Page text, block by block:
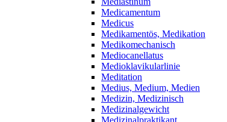
Medicamentum
Medicus
Medikamentös, Medikation
Medikomechanisch
Mediocanellatus
Medioklavikularlinie
Meditation
Medius, Medium, Medien
Medizin, Medizinisch
Medizinalgewicht
Medizinalpraktikant